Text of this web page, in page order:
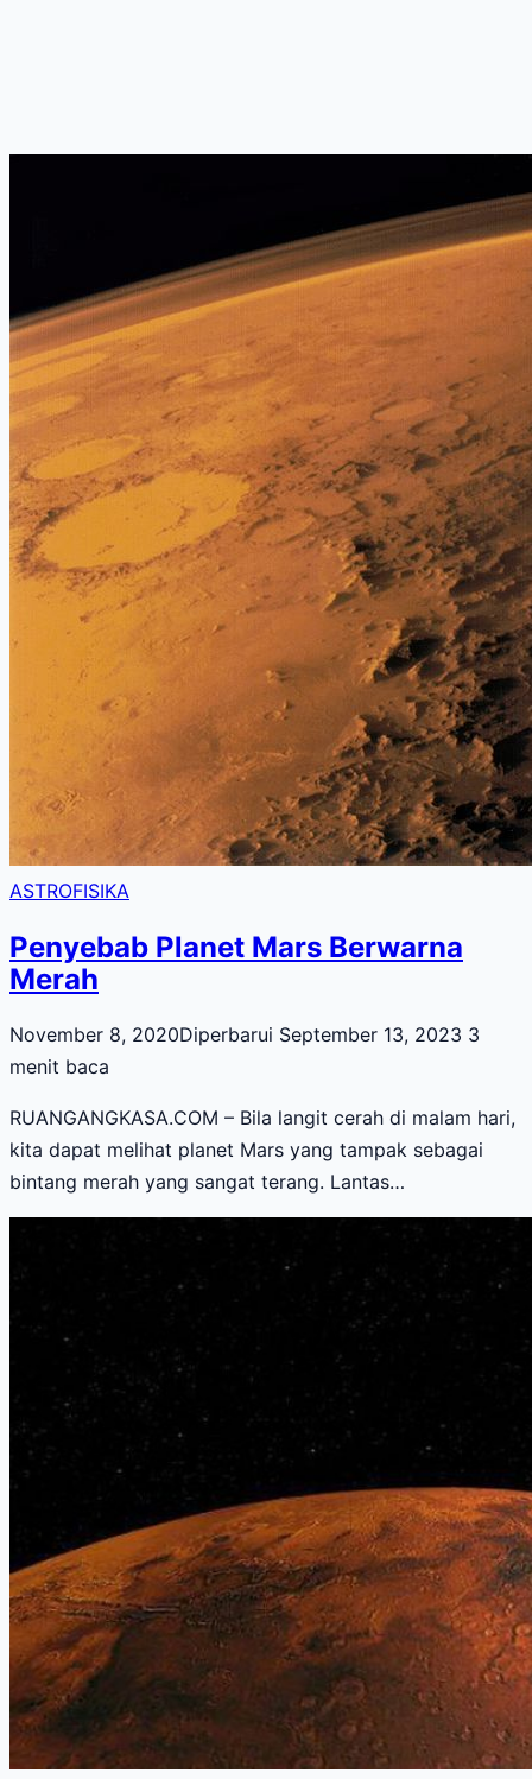
ASTROFISIKA
Penyebab Planet Mars Berwarna
Merah
November 8, 2020Diperbarui September 13, 2023 3
menit baca
RUANGANGKASA.COM – Bila langit cerah di malam hari,
kita dapat melihat planet Mars yang tampak sebagai
bintang merah yang sangat terang. Lantas…